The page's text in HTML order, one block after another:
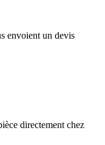
envoient un devis
directement chez